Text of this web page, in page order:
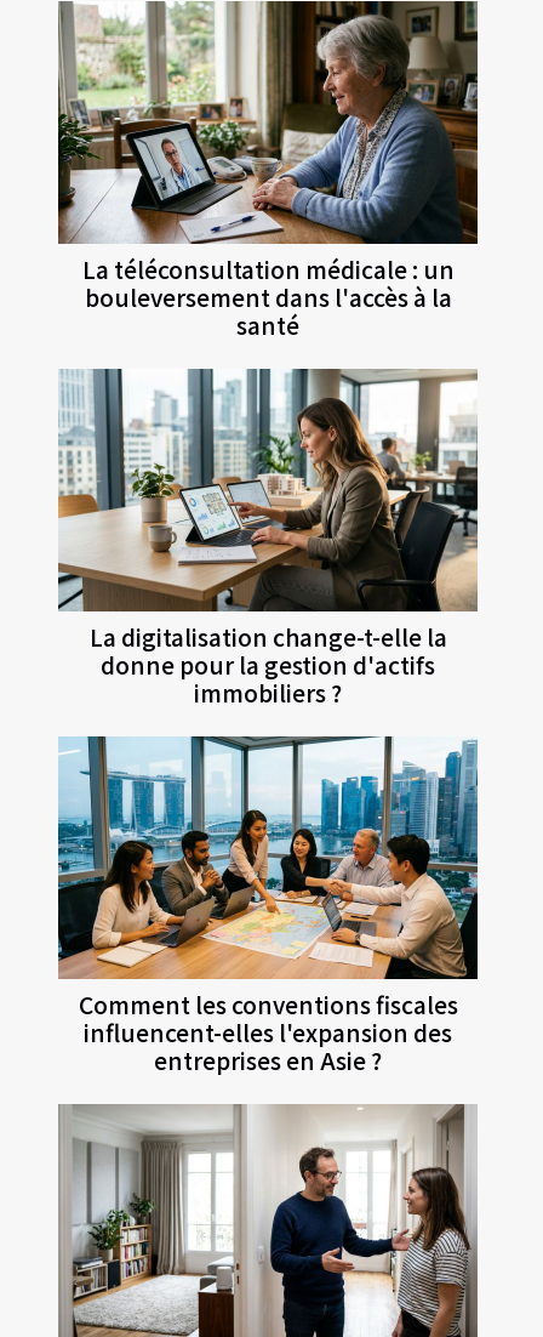
La téléconsultation médicale : un
bouleversement dans l'accès à la
santé
La digitalisation change-t-elle la
donne pour la gestion d'actifs
immobiliers ?
Comment les conventions fiscales
influencent-elles l'expansion des
entreprises en Asie ?